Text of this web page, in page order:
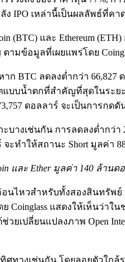
IPO เหล่านี้เป็นผลลัพธ์ที่คา
(BTC) และ Ethereum
มข้อมูลที่เผยแพร่โดย
าก BTC ลดลงต่ำกว่า
บบน้ำตกที่สำคัญที่สุดในระยะ
ดอลลาร์ จะเป็นการกดดั
ะบางเช่นกัน การลดลงต่ำก
ะทำให้สถานะ Short มูลค่า
และ Ether มูลค่า 140 ล้านดอ
นไหวสำหรับทั้งสองสินทรัพ
ย Coinglass แสดงให้เห็นว่
วยเปลี่ยนแปลงภาพ Open
ศทางเช่นกัน โดยลอยตัวใกล้